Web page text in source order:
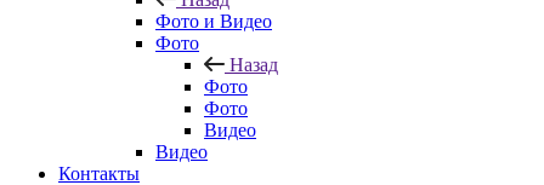
Фото и Видео
Фото
Назад
Фото
Фото
Видео
Видео
Контакты